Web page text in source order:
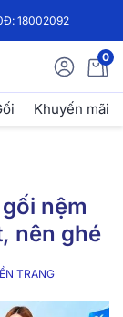
18002092
0
Khuyến mãi
nệm
nên ghé
TRANG